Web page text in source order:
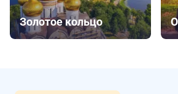
Золотое кольцо